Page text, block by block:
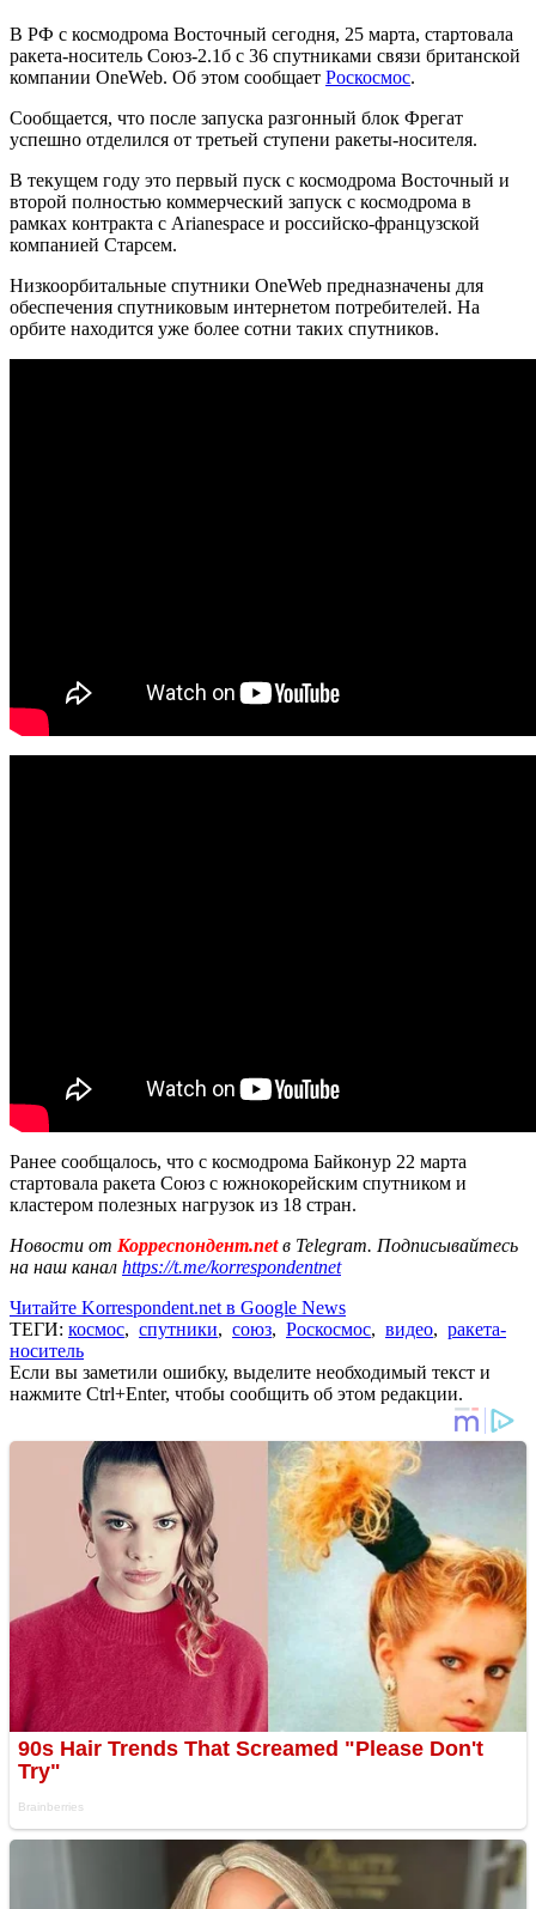
В РФ с космодрома Восточный сегодня, 25 марта, стартовала
ракета-носитель Союз-2.1б с 36 спутниками связи британской
компании OneWeb. Об этом сообщает Роскосмос.
Сообщается, что после запуска разгонный блок Фрегат
успешно отделился от третьей ступени ракеты-носителя.
В текущем году это первый пуск с космодрома Восточный и
второй полностью коммерческий запуск с космодрома в
рамках контракта с Arianespace и российско-французской
компанией Старсем.
Низкоорбитальные спутники OneWeb предназначены для
обеспечения спутниковым интернетом потребителей. На
орбите находится уже более сотни таких спутников.
Ранее сообщалось, что с космодрома Байконур 22 марта
стартовала ракета Союз с южнокорейским спутником и
кластером полезных нагрузок из 18 стран.
Новости от Корреспондент.netв Telegram. Подписывайтесь
на наш канал https://t.me/korrespondentnet
Читайте Korrespondent.net в Google News
ТЕГИ: космос, спутники, союз, Роскосмос, видео, ракета-
носитель
Если вы заметили ошибку, выделите необходимый текст и
нажмите Ctrl+Enter, чтобы сообщить об этом редакции.